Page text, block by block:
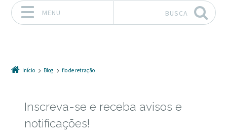
MENU BUSCA
Início Blog fio de retração
Inscreva-se e receba avisos e
notificações!